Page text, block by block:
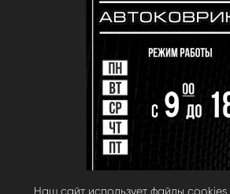
Наш сайт использует файлы cookies